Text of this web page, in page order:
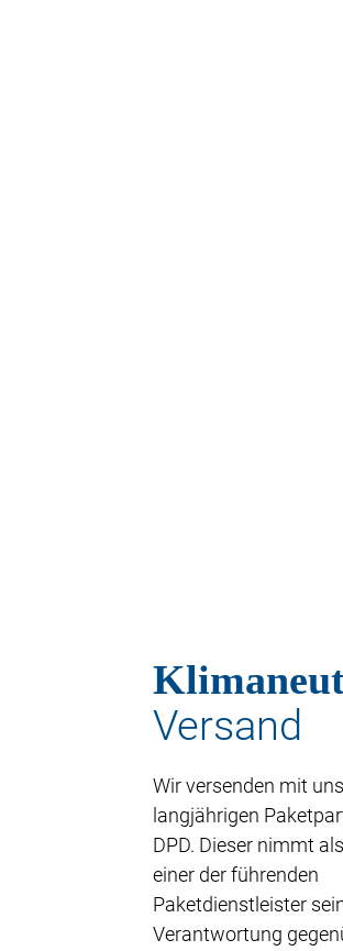
Versand
Wir versenden mit
langjährigen
DPD. Dieser nimmt als
einer der führenden
Paketdienstleister
Verantwortung